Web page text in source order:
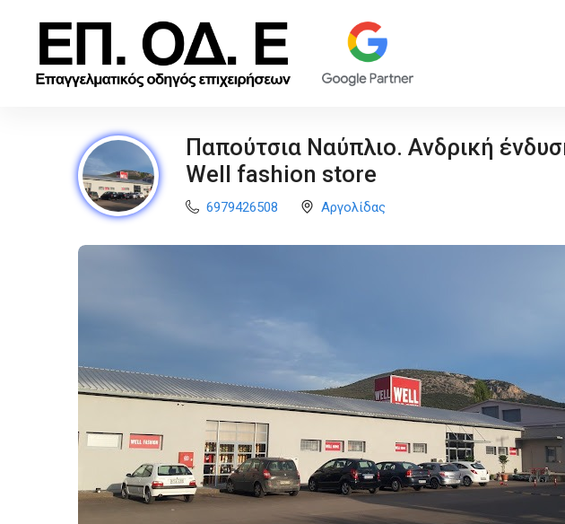
Παπούτσια Ναύπλιο. Ανδρική
Well fashion store
6979426508 Αργολίδας